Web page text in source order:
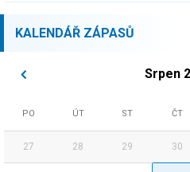
KALENDÁŘ ZÁPASŮ
Srpen
PO ÚT ST ČT
27 28 29 30